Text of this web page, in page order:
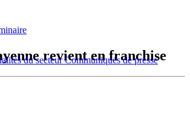
du secteurCommuniqués de presse
revient en franchise